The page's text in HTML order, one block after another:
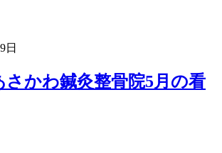
日
さかわ鍼灸整骨院5月の看